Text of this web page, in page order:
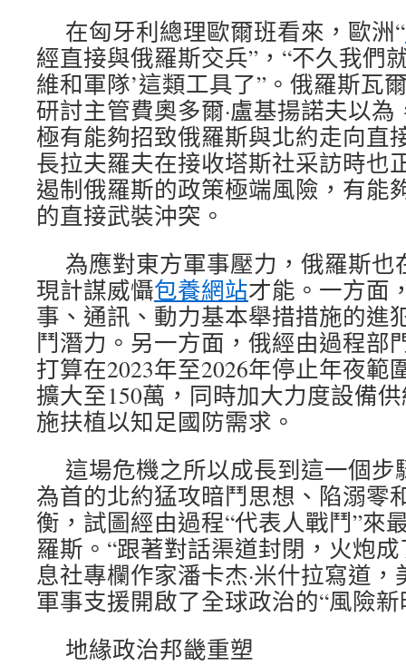
在匈牙利總理歐爾班看來，歐洲“
經直接與俄羅斯交兵”，“不久我們
維和軍隊’這類工具了”。俄羅斯瓦
研討主管費奧多爾·盧基揚諾夫以
極有能夠招致俄羅斯與北約走向直
長拉夫羅夫在接收塔斯社采訪時也
遏制俄羅斯的政策極端風險，有能
的直接武裝沖突。
為應對東方軍事壓力，俄羅斯
現計謀威懾包養網站才能。一方面
事、通訊、動力基本舉措措施的進
鬥潛力。另一方面，俄經由過程部
打算在2023年至2026年停止年夜範
擴大至150萬，同時加大力度設備
施扶植以知足國防需求。
這場危機之所以成長到這一個
為首的北約猛攻暗鬥思想、陷溺零
衡，試圖經由過程“代表人戰鬥”來
羅斯。“跟著對話渠道封閉，火炮
息社專欄作家潘卡杰·米什拉寫道
軍事支援開啟了全球政治的“風險新
地緣政治邦畿重塑